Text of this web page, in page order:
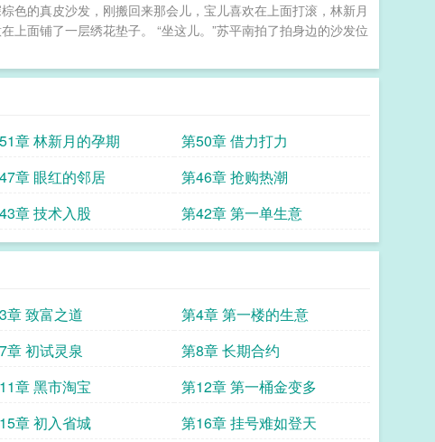
色的真皮沙发，刚搬回来那会儿，宝儿喜欢在上面打滚，林新月
上面铺了一层绣花垫子。 “坐这儿。”苏平南拍了拍身边的沙发位
章 林新月的孕期
第50章 借力打力
章 眼红的邻居
第46章 抢购热潮
章 技术入股 第42章 第一单生意
章 致富之道
第4章 第一楼的生意
章 初试灵泉
第8章 长期合约
章 黑市淘宝
第12章 第一桶金变多
章 初入省城
第16章 挂号难如登天